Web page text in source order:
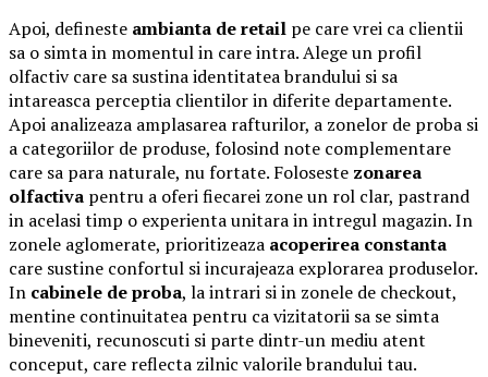
Apoi, defineste ambianta de retail pe care vrei ca clientii
sa o simta in momentul in care intra. Alege un profil
olfactiv care sa sustina identitatea brandului si sa
intareasca perceptia clientilor in diferite departamente.
Apoi analizeaza amplasarea rafturilor, a zonelor de proba si
a categoriilor de produse, folosind note complementare
care sa para naturale, nu fortate. Foloseste zonarea
olfactiva pentru a oferi fiecarei zone un rol clar, pastrand
in acelasi timp o experienta unitara in intregul magazin. In
zonele aglomerate, prioritizeaza acoperirea constanta
care sustine confortul si incurajeaza explorarea produselor.
In cabinele de proba, la intrari si in zonele de checkout,
mentine continuitatea pentru ca vizitatorii sa se simta
bineveniti, recunoscuti si parte dintr-un mediu atent
conceput, care reflecta zilnic valorile brandului tau.